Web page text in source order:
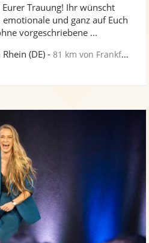
5
Trauung! Ihr wünscht
und ganz auf Euch
vorgeschriebene ...
Rhein (DE) -81 km von Frankfurt am Main